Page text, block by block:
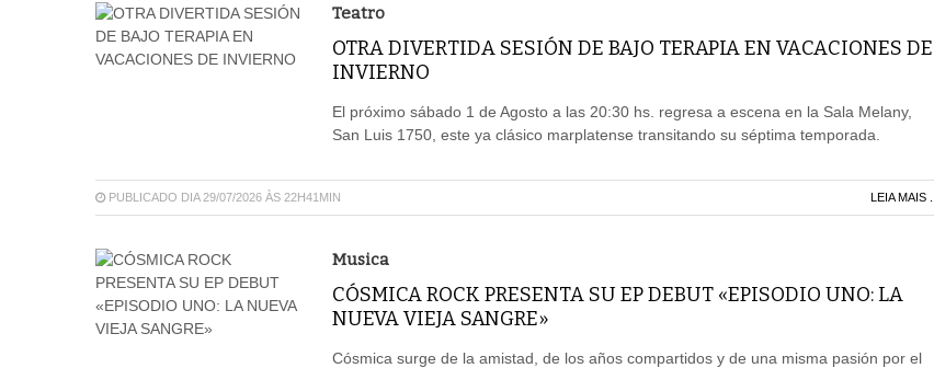
Teatro
OTRA DIVERTIDA SESIÓN DE BAJO TERAPIA EN VACACIONES DE
INVIERNO
El próximo sábado 1 de Agosto a las 20:30 hs. regresa a escena en la Sala Melany,
San Luis 1750, este ya clásico marplatense transitando su séptima temporada.
PUBLICADO DIA 29/07/2026 ÀS 22H41MIN LEIA MAIS ...
Musica
CÓSMICA ROCK PRESENTA SU EP DEBUT «EPISODIO UNO: LA
NUEVA VIEJA SANGRE»
Cósmica surge de la amistad, de los años compartidos y de una misma pasión por el